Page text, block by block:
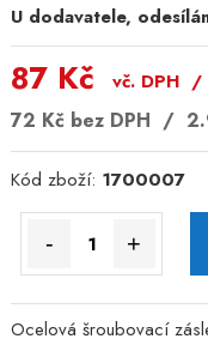
U dodavatele,
87 Kč vč. DPH /
72 Kč bez DPH /
Kód zboží: 1700007
- +
Ocelová šroubovací